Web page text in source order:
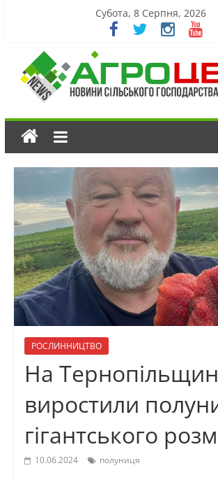
Субота, 8 Серпня, 2026
РОСЛИННИЦТВО
На
виростили
гігантського
10.06.2024 полуниця